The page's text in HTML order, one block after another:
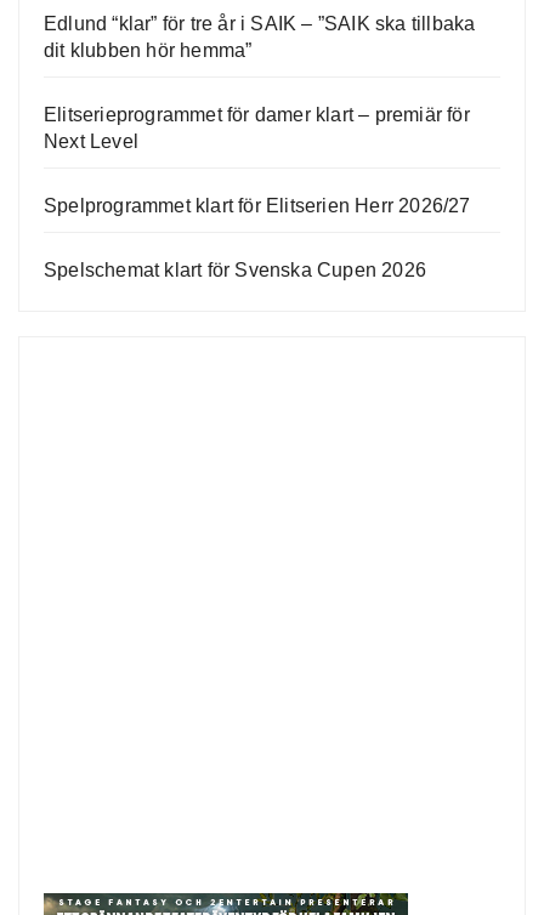
Edlund “klar” för tre år i SAIK – ”SAIK ska tillbaka
dit klubben hör hemma”
Elitserieprogrammet för damer klart – premiär för
Next Level
Spelprogrammet klart för Elitserien Herr 2026/27
Spelschemat klart för Svenska Cupen 2026